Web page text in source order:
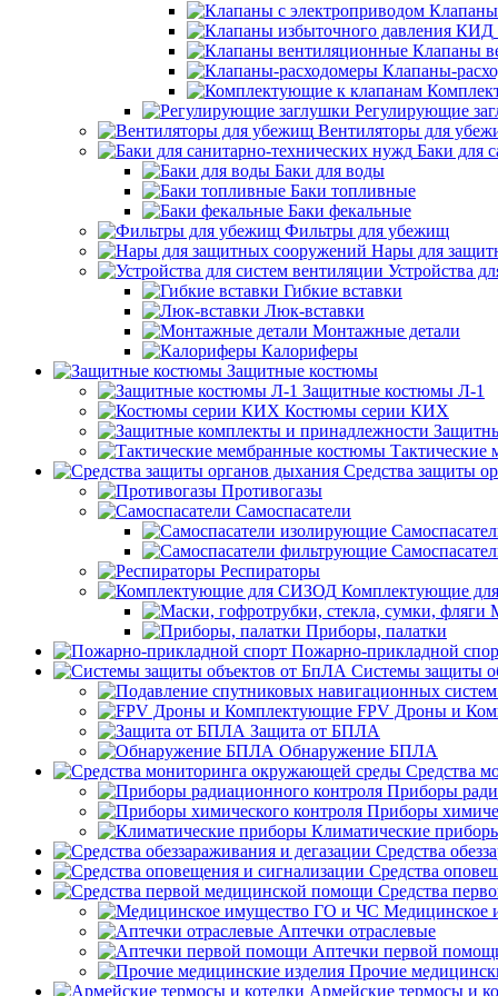
Клапаны
Клапаны
Клапаны-
Регулирующие
Вентиляторы для
Баки для
Баки для воды
Баки топливные
Баки фекальные
Фильтры для убежищ
Нары для
Устройства
Гибкие вставки
Люк-вставки
Монтажные детали
Калориферы
Защитные костюмы
Защитные костюмы Л-1
Костюмы серии КИХ
Тактические
Средства защиты
Противогазы
Самоспасатели
Респираторы
Комплектующие
Приборы, палатки
Пожарно-прикладной
Системы защиты
FPV Дроны и
Защита от БПЛА
Обнаружение БПЛА
Средства
Приборы
Приборы
Климатические
Средства
Средства
Средства
Медицинское
Аптечки отраслевые
Аптечки первой
Прочие
Армейские термосы и